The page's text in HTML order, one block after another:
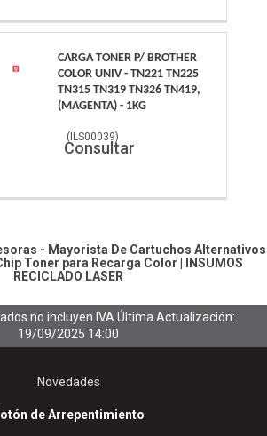
CARGA TONER P/ BROTHER
COLOR UNIV - TN221 TN225
TN315 TN319 TN326 TN419,
(MAGENTA) - 1KG
( ILS00039)
Consultar
- Mayorista De Cartuchos Alternativos
Toner para Recarga Color
INSUMOS
RECICLADO LASER
no incluyen IVAÚltima Actualización:
19/09/2025 14:00
Novedades
de Arrepentimiento